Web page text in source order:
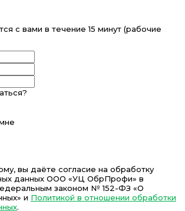
с вами в течение 15 минут (рабочие
вы даёте согласие на обработку
данных ООО «УЦ ОбрПрофи» в
законом № 152-ФЗ «О
и Политикой в отношении обработки
.